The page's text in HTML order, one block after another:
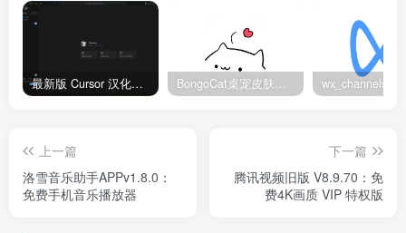
最新版 Cursor 汉化设置中文教程（两种简单方法，附中文语言包下载） BongoCat桌宠皮肤包大全：20款主题皮肤免费下载
上一篇
洛雪音乐助手APPv1.8.0：
免费手机音乐播放器
下一篇
腾讯视频旧版 V8.9.70：免
费4K画质 VIP 特权版